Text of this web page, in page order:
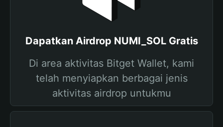
Dapatkan Airdrop NUMI_SOL Gratis
Di area aktivitas Bitget Wallet, kami
telah menyiapkan berbagai jenis
aktivitas airdrop untukmu